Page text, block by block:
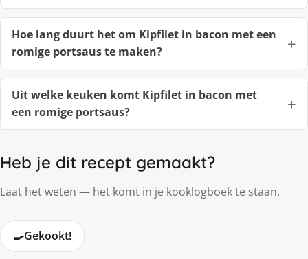
Hoe lang duurt het om Kipfilet in bacon met een
romige portsaus te maken?
Uit welke keuken komt Kipfilet in bacon met
een romige portsaus?
Heb je dit recept gemaakt?
Laat het weten — het komt in je kooklogboek te staan.
🍳Gekookt!